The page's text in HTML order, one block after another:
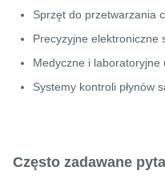
Sprzęt do przetwarzania
Precyzyjne elektroniczne
Medyczne i laboratoryjne
Systemy kontroli płynów
Często zadawane